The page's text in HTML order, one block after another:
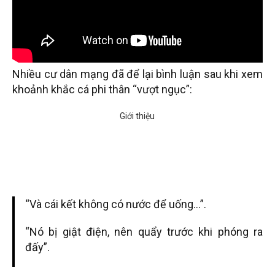
Nhiều cư dân mạng đã để lại bình luận sau khi xem
khoảnh khắc cá phi thân “vượt ngục”:
“Và cái kết không có nước để uống…”.
“Nó bị giật điện, nên quẩy trước khi phóng ra
đấy”.